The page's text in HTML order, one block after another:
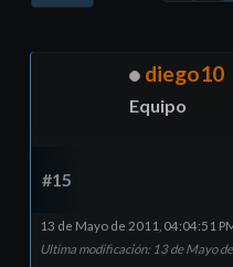
diego10
Equipo
#15
13 de Mayo de 2011, 04:04:51
Ultima modificación: 13 de Mayo